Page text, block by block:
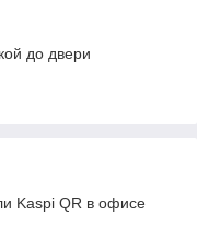
до двери
Kaspi QR в офисе